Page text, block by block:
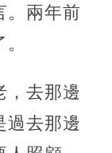
。兩年前
，去那邊
過去那邊